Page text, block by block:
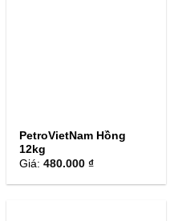
PetroVietNam Hồng
12kg
Giá:480.000 ₫